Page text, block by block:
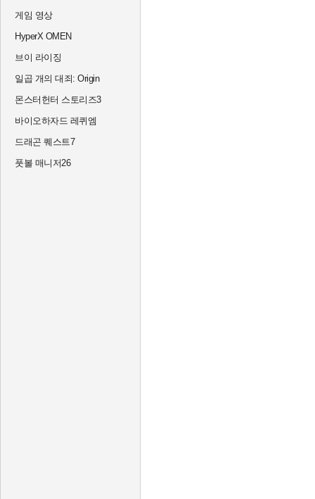
게임 영상
HyperX OMEN
브이 라이징
일곱 개의 대죄: Origin
몬스터헌터 스토리즈3
바이오하자드 레퀴엠
드래곤 퀘스트7
풋볼 매니저26